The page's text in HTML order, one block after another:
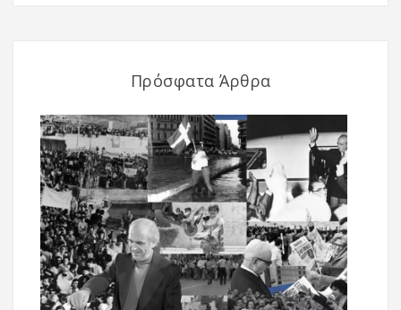
Πρόσφατα Άρθρα